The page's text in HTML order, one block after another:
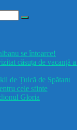
se întoarce!
căsuța de vacanță
de Țuică de Spătaru
cele sfinte
Gloria